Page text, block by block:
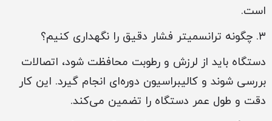
است.
۳. چگونه ترانسمیتر فشار دقیق را نگهداری کنیم؟
دستگاه باید از لرزش و رطوبت محافظت شود، اتصالات
بررسی شوند و کالیبراسیون دوره‌ای انجام گیرد. این کار
دقت و طول عمر دستگاه را تضمین می‌کند.